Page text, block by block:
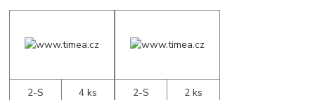
2-S
4 ks
2-S
2 ks